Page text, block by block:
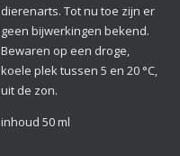
dierenarts. Tot nu toe zijn er
geen bijwerkingen bekend.
Bewaren op een droge,
koele plek tussen 5 en 20 °C,
uit de zon.
inhoud 50 ml